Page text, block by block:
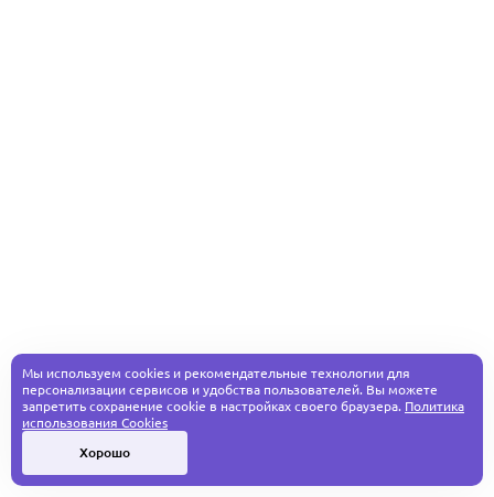
Мы используем cookies и рекомендательные технологии для
персонализации сервисов и удобства пользователей. Вы можете
запретить сохранение cookie в настройках своего браузера. Политика
использования Cookies
Хорошо